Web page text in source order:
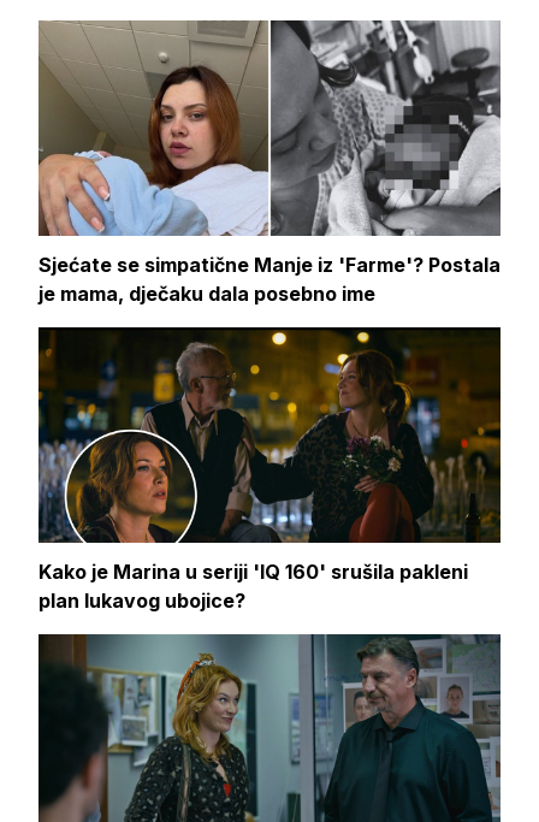
Sjećate se simpatične Manje iz 'Farme'? Postala
je mama, dječaku dala posebno ime
Kako je Marina u seriji 'IQ 160' srušila pakleni
plan lukavog ubojice?